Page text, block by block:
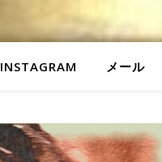
INSTAGRAM メール